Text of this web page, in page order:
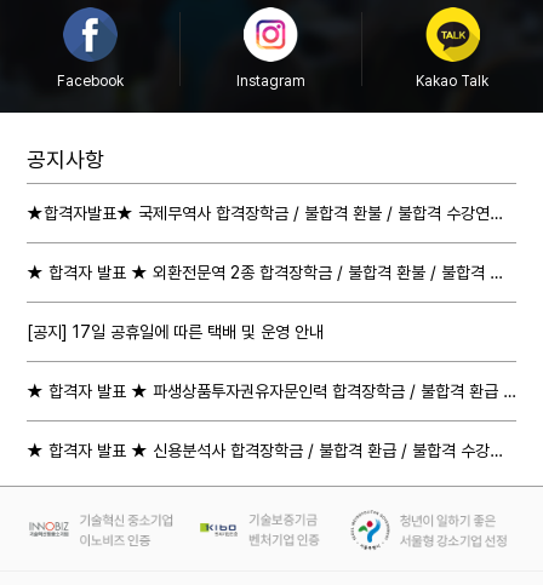
Facebook Instagram Kakao Talk
공지사항
★합격자발표★ 국제무역사 합격장학금 / 불합격 환불 / 불합격 수강연장 절차 안내
★ 합격자 발표 ★ 외환전문역 2종 합격장학금 / 불합격 환불 / 불합격 수강연장 절차 안내
[공지] 17일 공휴일에 따른 택배 및 운영 안내
★ 합격자 발표 ★ 파생상품투자권유자문인력 합격장학금 / 불합격 환급 / 불합격 수강연장 절차 안내
★ 합격자 발표 ★ 신용분석사 합격장학금 / 불합격 환급 / 불합격 수강연장 절차 안내